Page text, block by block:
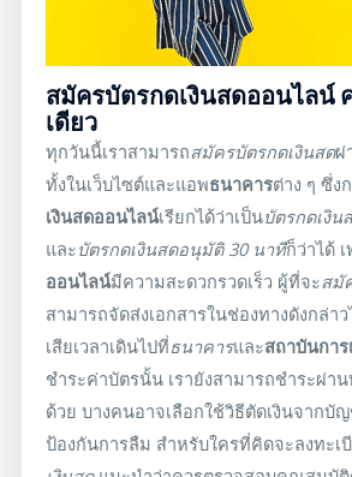
สมัครบัตรกดเงินสดออนไลน์
เดียว
ทุกวันนี้เราสามารถสมัครบัตรกดเงินสดผ่
ทั้งในเว็บไซต์และแอพธนาคารต่าง ๆ ซึ่ง
เงินสดออนไลน์เรียกได้ว่าเป็นบัตรกดเงิ
และบัตรกดเงินสดอนุมัติ 30 นาทีก็ว่าได้
ออนไลน์มีความสะดวกรวดเร็ว ผู้ที่จะสมั
สามารถจัดส่งเอกสารในช่องทางดังกล่า
เสียเวลาเดินไปที่ธนาคารและสถาบันการ
ชำระค่าบัตรนั้น เรายังสามารถชำระผ่าน
ด้วย บางคนอาจเลือกใช้วิธีตัดเงินจากบั
ป้องกันการลืม สำหรับใครที่คิดจะลงทะเ